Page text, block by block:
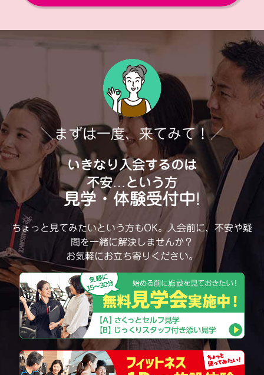
＼まずは一度、来てみて！／
いきなり入会するのは
不安…という方
見学・体験受付中!
ちょっと見てみたいという方もOK。 入会前に、不安や疑
問を一緒に解決しませんか？
お気軽にお立ち寄りください。